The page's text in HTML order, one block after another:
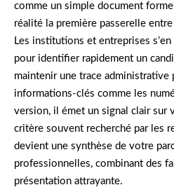
comme un simple document
réalité la première passerelle
Les institutions et entreprises
pour identifier rapidement un
maintenir une trace administrative
informations-clés comme les
version, il émet un signal clair sur
critère souvent recherché par les
devient une synthèse de votre
professionnelles, combinant des
présentation attrayante.